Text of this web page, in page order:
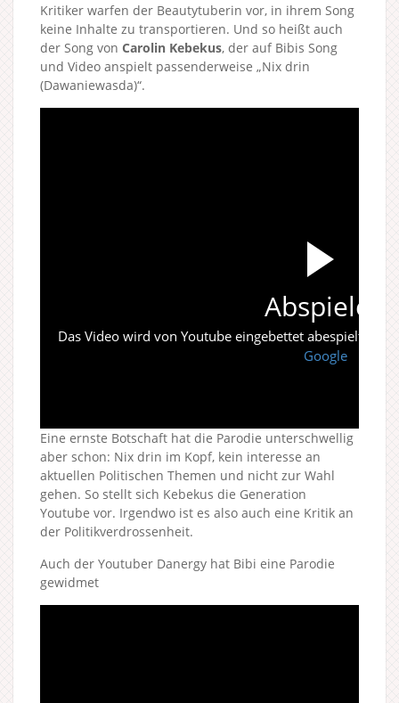
Kritiker warfen der Beautytuberin vor, in ihrem Song
keine Inhalte zu transportieren. Und so heißt auch
der Song von Carolin Kebekus, der auf Bibis Song
und Video anspielt passenderweise „Nix drin
(Dawaniewasda)“.
Abspielen
Das Video wird von Youtube eingebettet abespielt. Es
Google
Eine ernste Botschaft hat die Parodie unterschwellig
aber schon: Nix drin im Kopf, kein interesse an
aktuellen Politischen Themen und nicht zur Wahl
gehen. So stellt sich Kebekus die Generation
Youtube vor. Irgendwo ist es also auch eine Kritik an
der Politikverdrossenheit.
Auch der Youtuber Danergy hat Bibi eine Parodie
gewidmet